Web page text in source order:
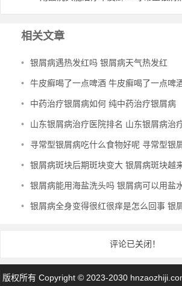
相关文章
• 银屑病遇热发红吗 银屑病天气热发红
• 牛皮癣喝了一点啤酒 牛皮癣喝了一点啤
• 中药治疗银屑病如何 纯中药治疗银屑病
• 山东银屑病治疗医院排名 山东银屑病治
• 寻常型银屑病吃什么食物好呢 寻常型银屑病
• 银屑病斑块后期斑块变大 银屑病斑块越
• 银屑病能用海盐洗头吗 银屑病可以用盐
• 银屑病全身变得很红很痒是怎么回事 银屑病
评论已关闭！
版权所有 Copyright © 2023-2030